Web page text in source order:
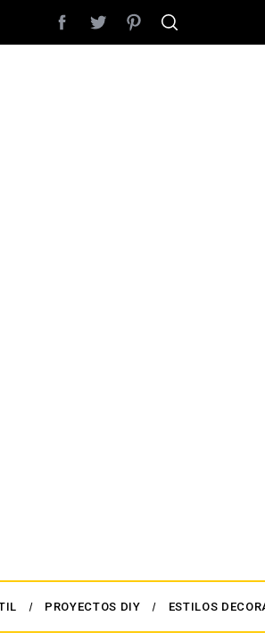
PROYECTOS DIY ESTILOS